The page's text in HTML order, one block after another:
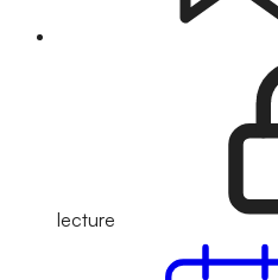
lecture